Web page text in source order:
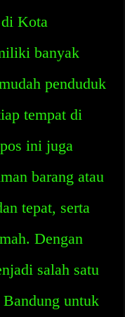
Kota
banyak
penduduk
tempat di
ini juga
barang atau
tepat, serta
Dengan
salah satu
untuk